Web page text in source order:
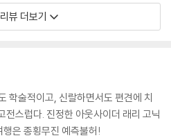
날 수는 없을까.
가는 데에 큰 힘이 되지만’ ‘전문적이
재미있고 쉽게 소개하는 데 관심을 가
처럼 쏟아지는 정보의 홍수 속에서 대
체적이면서도 생생하게 전달할 수 있
뷰 더보기
학술적이고, 신랄하면서도 편견에 치
스럽다. 진정한 아웃사이더 래리 고닉
은 종횡무진 예측불허!